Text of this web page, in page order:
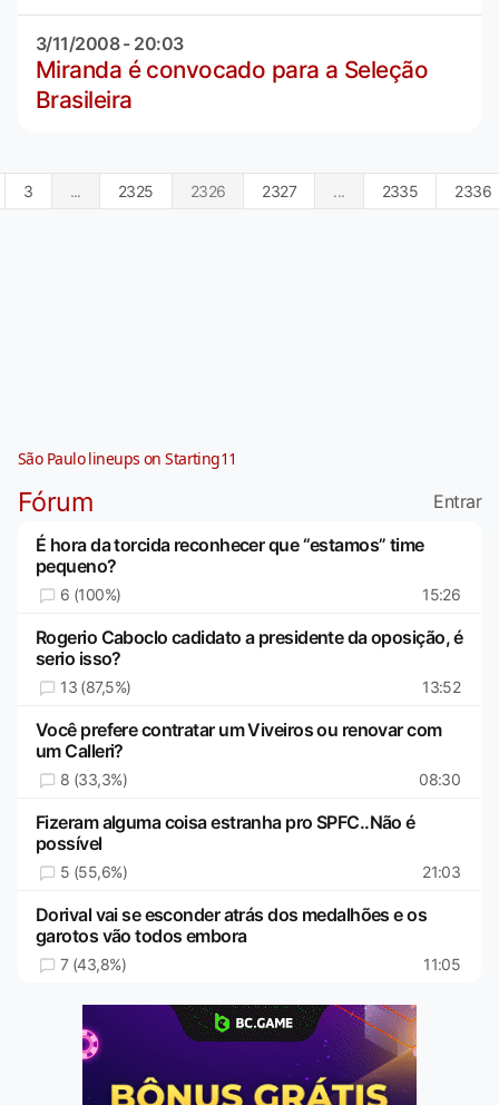
3/11/2008 - 20:03
Miranda é convocado para a Seleção
Brasileira
3 ... 2325 2326 2327 ... 2335 2336
São Paulo lineups on Starting11
Fórum
Entrar
É hora da torcida reconhecer que “estamos” time
pequeno?
6 (100%) 15:26
Rogerio Caboclo cadidato a presidente da oposição, é
serio isso?
13 (87,5%) 13:52
Você prefere contratar um Viveiros ou renovar com
um Calleri?
8 (33,3%) 08:30
Fizeram alguma coisa estranha pro SPFC..Não é
possível
5 (55,6%) 21:03
Dorival vai se esconder atrás dos medalhões e os
garotos vão todos embora
7 (43,8%) 11:05